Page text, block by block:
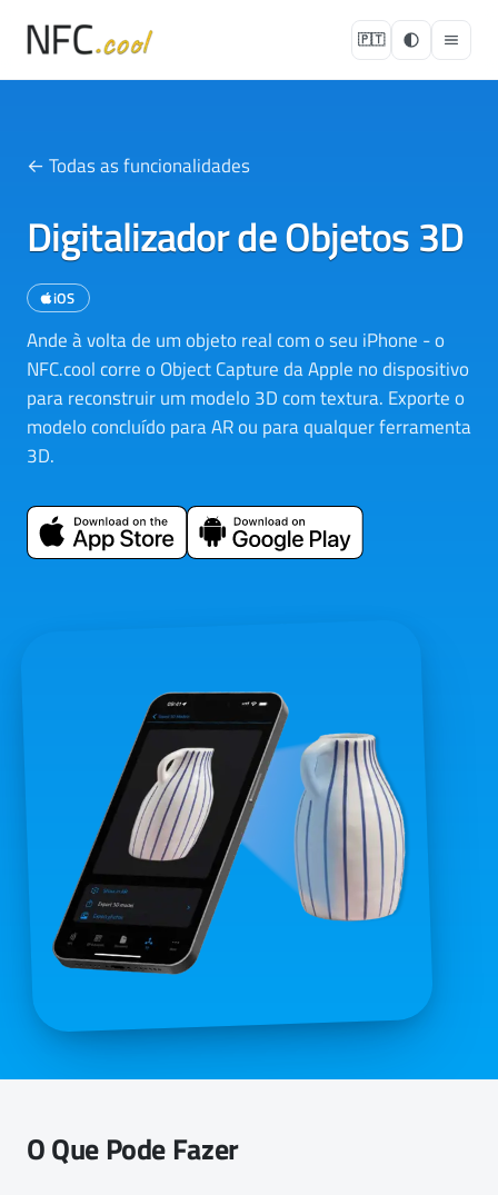
🇵🇹
← Todas as funcionalidades
Digitalizador de Objetos 3D
iOS
Ande à volta de um objeto real com o seu iPhone - o
NFC.cool corre o Object Capture da Apple no dispositivo
para reconstruir um modelo 3D com textura. Exporte o
modelo concluído para AR ou para qualquer ferramenta
3D.
O Que Pode Fazer